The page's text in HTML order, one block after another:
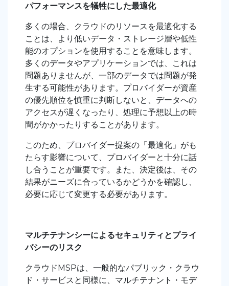
パフォーマンスを犠牲にした最適化
多くの場合、クラウドのリソースを最適化する
ことは、より低いデータ・ストレージ層や低性
能のオプションを使用することを意味します。
多くのデータやアプリケーションでは、これは
問題ありませんが、一部のデータでは問題が発
生する可能性があります。プロバイダーが資産
の優先順位を慎重に判断しないと、データへの
アクセスが遅くなったり、処理に予想以上の時
間がかかったりすることがあります。
このため、プロバイダー提案の「最適化」がも
たらす影響について、プロバイダーと十分に話
し合うことが重要です。また、決定後は、その
結果がニーズに合っているかどうかを確認し、
必要に応じて変更する必要があります。
マルチテナンシーによるセキュリティとプライ
バシーのリスク
クラウドMSPは、一般的なパブリック・クラウ
ド・サービスと同様に、マルチテナント・モデ